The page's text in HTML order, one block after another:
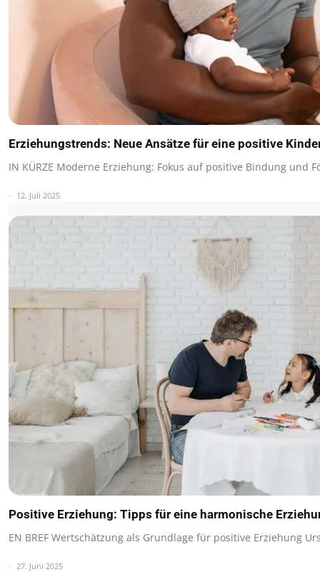
Erziehungstrends: Neue Ansätze für eine positive
IN KÜRZE Moderne Erziehung: Fokus auf positive Bindung und
12. Juli 2025
Positive Erziehung: Tipps für eine harmonische
EN BREF Wertschätzung als Grundlage für positive Erziehung
27. Juni 2025